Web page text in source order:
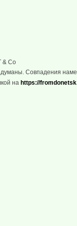
& Co
Совпадения
на https://